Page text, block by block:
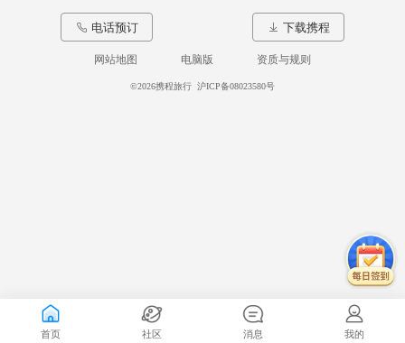
电话预订 下载携程
网站地图 电脑版 资质与规则
©2026携程旅行 沪ICP备08023580号
首页 社区 消息 我的